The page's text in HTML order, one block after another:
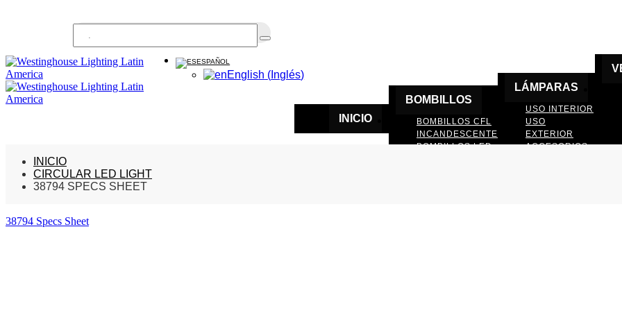
ESPAÑOL
English ( Inglés)
INICIO
BOMBILLOS
BOMBILLOS CFL
INCANDESCENTE
BOMBILLOS LED
LÁMPARAS
USO INTERIOR
USO
EXTERIOR
ACCESORIOS
INICIO
CIRCULAR LED LIGHT
38794 SPECS SHEET
38794 Specs Sheet